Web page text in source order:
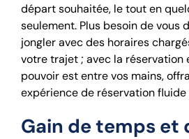
départ souhaitée, le tout en
seulement. Plus besoin de vous
jongler avec des horaires
votre trajet ; avec la réservation
pouvoir est entre vos mains,
expérience de réservation
Gain de temps et